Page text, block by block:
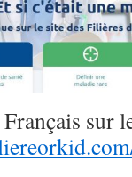
sur